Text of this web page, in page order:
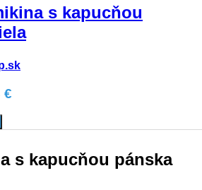
s kapucňou
€
s kapucňou pánska